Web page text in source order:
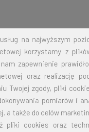
na najwyższym
korzystamy z
zapewnienie
oraz realizację
Twojej zgody, pliki
pomiarów i
a także do celów
pliki cookies oraz
większej ilości cena
CENA NETTO
12,50
19,00